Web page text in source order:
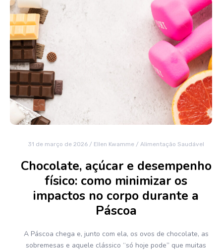
31 de março de 2026 / Ellen Kwamme / Alimentação Saudável
Chocolate, açúcar e desempenho
físico: como minimizar os
impactos no corpo durante a
Páscoa
A Páscoa chega e, junto com ela, os ovos de chocolate, as
sobremesas e aquele clássico “só hoje pode” que muitas